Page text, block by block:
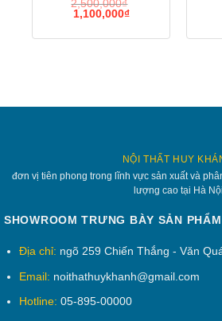
độc hại nên có thể xâm
quý khách thông qua
Nhận đặc hàng theo
sắc, kích thước và mẫu
Tủ vấn khách hàng 24/
lẹ chuyên nghiệp.
Bảo hành 05 năm chất
tháng phụ kiện
2CN2N
2,500,000₫
1,100,000₫
NỘI THẤT HUY
đơn vị tiên phong trong lĩnh vực sản xuất và
lượng cao tại Hà Nội
SHOWROOM TRƯNG BÀY SẢN PHẨM
Địa chỉ: ngõ 259 Chiến Thắng - Văn
Email: noithathuykhanh@gmail.com
Hotline: 05-895-00000